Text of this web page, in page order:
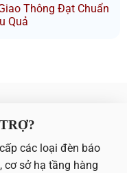
Thông Đạt Chuẩn
Quả
các loại đèn báo
cơ sở hạ tầng hàng